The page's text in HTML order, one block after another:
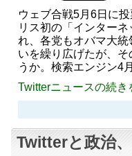
ウェブ合戦5月6日に
リス初の「インター
れ、各党もオバマ大
いを繰り広げたが、
うか。検索エンジン4
Twitterニュースの続き
Twitterと政治